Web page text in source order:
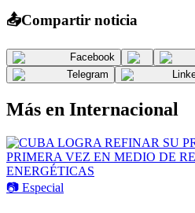
📤Compartir noticia
Facebook
Telegram
Más en Internacional
📷 Especial